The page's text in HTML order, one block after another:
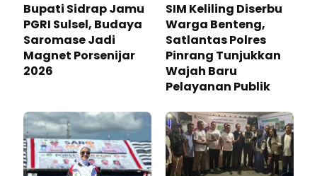
Bupati Sidrap Jamu
PGRI Sulsel, Budaya
Saromase Jadi
Magnet Porsenijar
2026
SIM Keliling Diserbu
Warga Benteng,
Satlantas Polres
Pinrang Tunjukkan
Wajah Baru
Pelayanan Publik